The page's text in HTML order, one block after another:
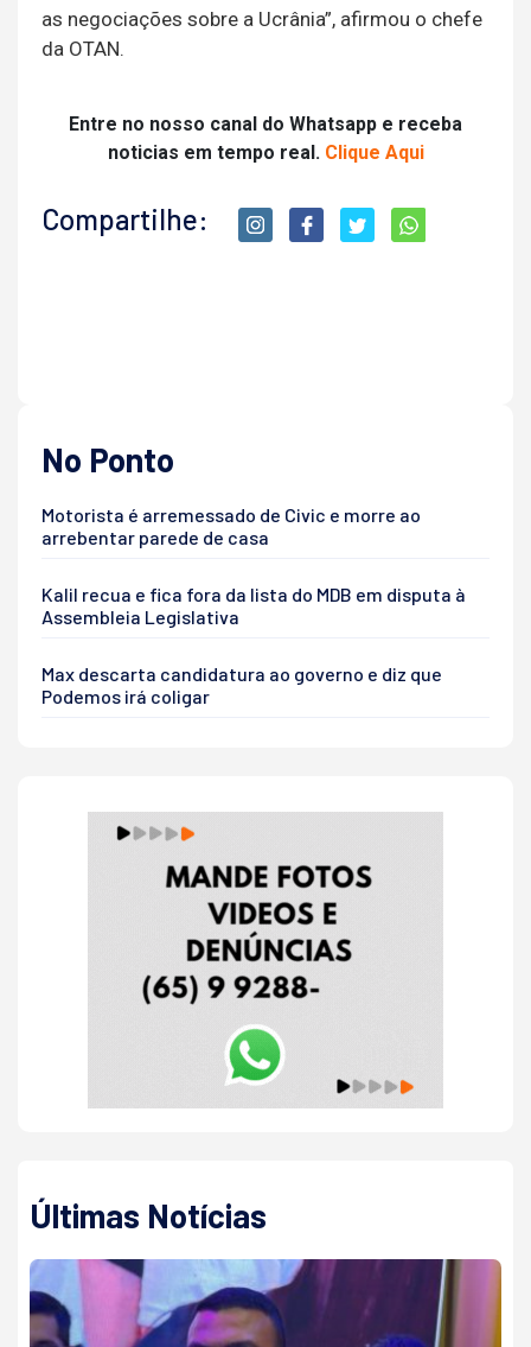
as negociações sobre a Ucrânia”, afirmou o chefe
da OTAN.
Entre no nosso canal do Whatsapp e receba
noticias em tempo real. Clique Aqui
Compartilhe:
No Ponto
Motorista é arremessado de Civic e morre ao
arrebentar parede de casa
Kalil recua e fica fora da lista do MDB em disputa à
Assembleia Legislativa
Max descarta candidatura ao governo e diz que
Podemos irá coligar
Últimas Notícias